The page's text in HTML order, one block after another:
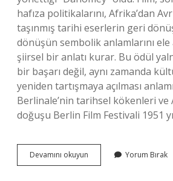
hafıza politikalarını, Afrika’dan
taşınmış tarihi eserlerin geri
dönüşün sembolik anlamlarını
şiirsel bir anlatı kurar. Bu ödül
bir başarı değil, aynı zamanda
yeniden tartışmaya açılması
Berlinale’nin tarihsel kökenleri ve
doğuşu Berlin Film Festivali 1951
Devamını okuyun
Altın
Yorum Bırak